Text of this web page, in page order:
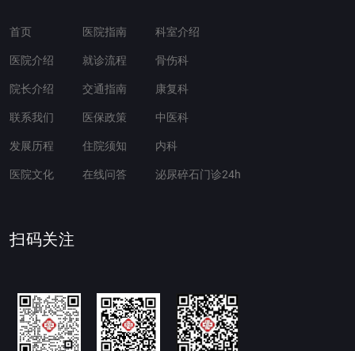
首页
医院介绍
院长介绍
联系我们
发展历程
医院文化
医院指南
就诊流程
交通指南
医保政策
住院须知
在线问答
科室介绍
骨伤科
康复科
中医科
内科
泌尿碎石门诊24h
扫码关注